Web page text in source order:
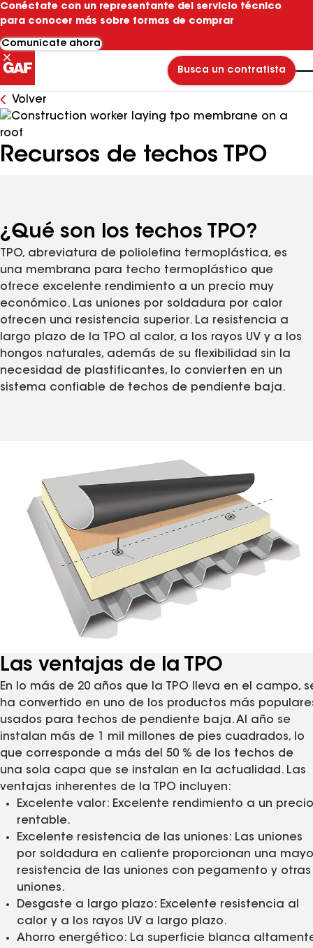
Conéctate con un representante del servicio técnico
para conocer más sobre formas de comprar
Comunícate ahora
Busca un contratista
Volver
Recursos de techos TPO
¿Qué son los techos TPO?
TPO, abreviatura de poliolefina termoplástica, es
una membrana para techo termoplástico que
ofrece excelente rendimiento a un precio muy
económico. Las uniones por soldadura por calor
ofrecen una resistencia superior. La resistencia a
largo plazo de la TPO al calor, a los rayos UV y a los
hongos naturales, además de su flexibilidad sin la
necesidad de plastificantes, lo convierten en un
sistema confiable de techos de pendiente baja.
Las ventajas de la TPO
En lo más de 20 años que la TPO lleva en el campo,
ha convertido en uno de los productos más
usados para techos de pendiente baja. Al año se
instalan más de 1 mil millones de pies cuadrados, lo
que corresponde a más del 50 % de los techos de
una sola capa que se instalan en la actualidad. Las
ventajas inherentes de la TPO incluyen:
Excelente valor: Excelente rendimiento a un precio
rentable.
Excelente resistencia de las uniones: Las uniones
por soldadura en caliente proporcionan una
resistencia de las uniones con pegamento y otras
uniones.
Desgaste a largo plazo: Excelente resistencia al
calor y a los rayos UV a largo plazo.
Ahorro energético: La superficie blanca